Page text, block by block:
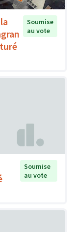
Soumise
au vote
Soumise
au vote